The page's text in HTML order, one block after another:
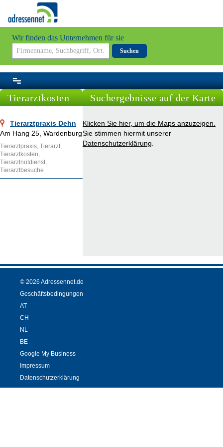
Wir finden das Unternehmen für sie
Suchen
Tierarztkosten
Tierarztpraxis Dehn
Am Hang 25, Wardenburg
Tierarztpraxis, Tierarzt,
Tierarztkosten,
Tierarztnotdienst,
Tierarztbesuche
Suchergebnisse auf der Karte
Klicken Sie hier, um die Maps anzuzeigen.
Sie stimmen hiermit unserer
Datenschutzerklärung
© 2026 Adressennet.de
Geschäftsbedingungen
AT
CH
NL
BE
Google My Business
Impressum
Datenschutzerklärung